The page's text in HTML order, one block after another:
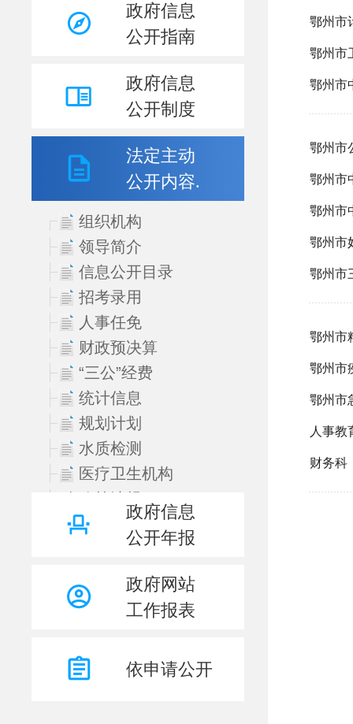
政府信息
公开指南
政府信息
公开制度
法定主动
公开内容.
组织机构
领导简介
信息公开目录
招考录用
人事任免
财政预决算
“三公”经费
统计信息
规划计划
水质检测
医疗卫生机构
权责清单
许可/服务
处罚/强制
医疗卫生
乡村振兴
政府信息
公开年报
政府网站
工作报表
依申请公开